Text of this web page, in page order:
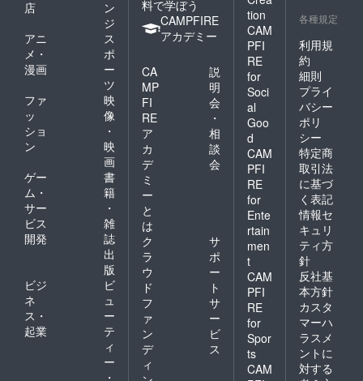
店
ン
ジ
アニ
メ・
漫画
ス
ポ
ー
ツ
ファ
ッ
ショ
ン
映
像
・
映
画
ゲー
ム・
サー
ビス
開発
書
籍
・
雑
誌
出
版
ビジ
ネ
ス・
起業
ビ
ュ
ー
テ
ィ
ー
・
料で学ぼう
CAMPFIRE
アカデミー
CA
MP
FI
RE
ア
カ
デ
ミ
ー
と
は
説
明
会
・
相
談
会
ク
ラ
ウ
ド
フ
ァ
ン
デ
ィ
サ
ポ
ー
ト
サ
ー
ビ
ス
tion
CAM
PFI
RE
for
Soci
al
Goo
d
CAM
PFI
RE
for
Ente
rtain
men
t
CAM
PFI
RE
for
Spor
ts
CAM
各種規定
利用規
約
細則
プライ
バシー
ポリ
シー
特定商
取引法
に基づ
く表記
情報セ
キュリ
ティ方
針
反社基
本方針
カスタ
マーハ
ラスメ
ントに
対する